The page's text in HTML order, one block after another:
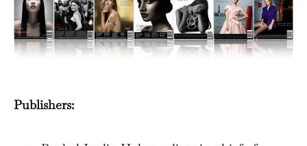
Publishers: